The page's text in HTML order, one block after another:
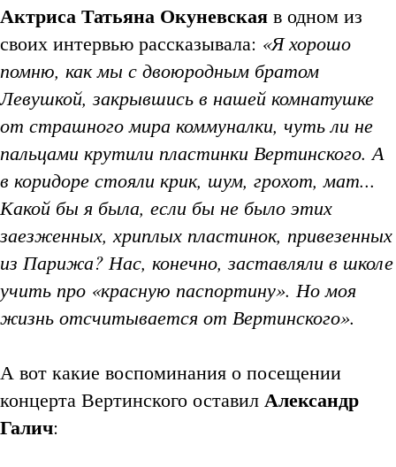
Актриса Татьяна Окуневская в одном из
своих интервью рассказывала: «Я хорошо
помню, как мы с двоюродным братом
Левушкой, закрывшись в нашей комнатушке
от страшного мира коммуналки, чуть ли не
пальцами крутили пластинки Вертинского. А
в коридоре стояли крик, шум, грохот, мат...
Какой бы я была, если бы не было этих
заезженных, хриплых пластинок, привезенных
из Парижа? Нас, конечно, заставляли в школе
учить про «красную паспортину». Но моя
жизнь отсчитывается от Вертинского».
А вот какие воспоминания о посещении
концерта Вертинского оставил Александр
Галич: